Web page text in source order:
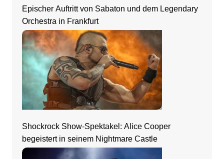
Epischer Auftritt von Sabaton und dem Legendary
Orchestra in Frankfurt
Shockrock Show-Spektakel: Alice Cooper
begeistert in seinem Nightmare Castle